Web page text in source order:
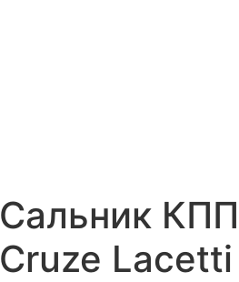
Сальник
Cruze